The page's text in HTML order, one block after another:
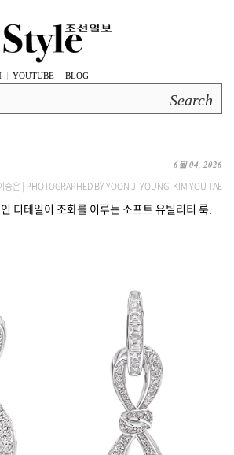
YOUTUBE BLOG
6월 04, 2026
승은 | PHOTOGRAPHED BY YOON JI YOUNG, KIM YOU TAE
디테일이 조화를 이루는 소프트 유틸리티 룩.